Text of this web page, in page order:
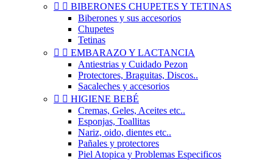
  BIBERONES CHUPETES Y TETINAS
Biberones y sus accesorios
Chupetes
Tetinas
  EMBARAZO Y LACTANCIA
Antiestrias y Cuidado Pezon
Protectores, Braguitas, Discos..
Sacaleches y accesorios
  HIGIENE BEBÉ
Cremas, Geles, Aceites etc..
Esponjas, Toallitas
Nariz, oido, dientes etc..
Pañales y protectores
Piel Atopica y Problemas Especificos